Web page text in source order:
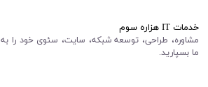
خدمات IT هزاره سوم
مشاوره، طراحی، توسعه شبکه، سایت، سئوی خود را به
ما بسپارید.